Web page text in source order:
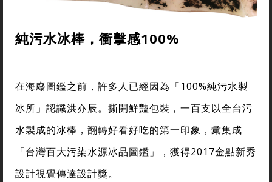
純污水冰棒，衝擊感100%
在海廢圖鑑之前，許多人已經因為「100%純污水製
冰所」認識洪亦辰。撕開鮮豔包裝，一百支以全台污
水製成的冰棒，翻轉好看好吃的第一印象，彙集成
「台灣百大污染水源冰品圖鑑」，獲得2017金點新秀
設計視覺傳達設計獎。